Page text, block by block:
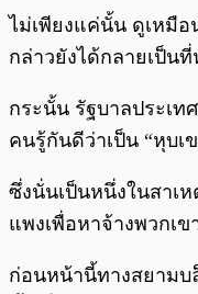
ไม่เพียงแค่นั้น ดูเหมือ
กล่าวยังได้กลายเป็น
กระนั้น รัฐบาลประเ
คนรู้กันดีว่าเป็น “หุบ
ซึ่งนั่นเป็นหนึ่งในสาเ
แพงเพื่อหาจ้างพวกเข
ก่อนหน้านี้ทางสยามบ